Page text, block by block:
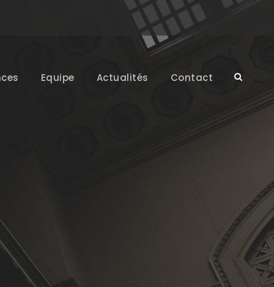
Equipe Actualités Contact